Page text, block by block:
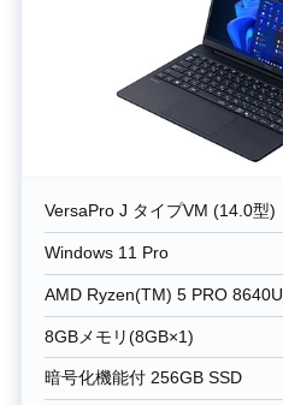
VersaPro J タイプVM (14.0型)
Windows 11 Pro
AMD Ryzen(TM) 5 PRO 8640U
8GBメモリ(8GB×1)
暗号化機能付 256GB SSD